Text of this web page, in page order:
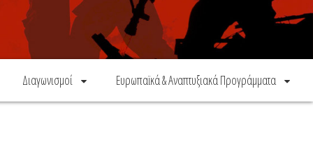
Διαγωνισμοί Ευρωπαϊκά & Αναπτυξιακά Προγράμματα